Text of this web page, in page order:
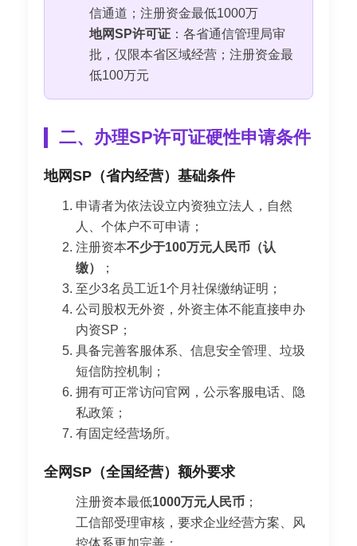
信通道；注册资金最低1000万
地网SP许可证 ：各省通信管理局审
批，仅限本省区域经营；注册资金最
低100万元
二、办理SP许可证硬性申请条件
地网SP（省内经营）基础条件
申请者为依法设立内资独立法人，自然
人、个体户不可申请；
注册资本不少于100万元人民币（认
缴）
；
至少3名员工近1个月社保缴纳证明；
公司股权无外资，外资主体不能直接申办
内资SP；
具备完善客服体系、信息安全管理、垃圾
短信防控机制；
拥有可正常访问官网，公示客服电话、隐
私政策；
有固定经营场所。
全网SP（全国经营）额外要求
注册资本最低1000万元人民币 ；
工信部受理审核，要求企业经营方案、风
控体系更加完善；